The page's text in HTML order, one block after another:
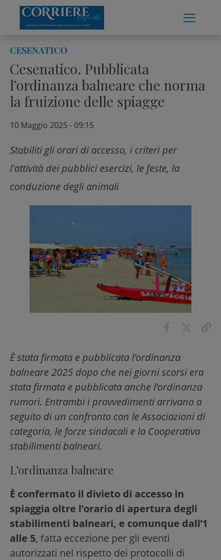
content
CESENATICO
Cesenatico. Pubblicata
l’ordinanza balneare che norma
la fruizione delle spiagge
10 Maggio 2025 - 09:15
Stabiliti gli orari di accesso, i criteri per
l'attività dei pubblici esercizi, le feste, la
conduzione degli animali
È stata firmata e pubblicata l’ordinanza
balneare 2025 dopo che nei giorni scorsi era
stata firmata e pubblicata anche l’ordinanza
rumori. Entrambi i provvedimenti arrivano a
seguito di un confronto con le Associazioni di
categoria, le forze sindacali e la Cooperativa
stabilimenti balneari.
L’ordinanza balneare
È confermato il divieto di accesso in
spiaggia oltre l’orario di apertura degli
stabilimenti balneari, e comunque dall’1
alle 5, fatta eccezione per gli eventi
autorizzati nel rispetto dei protocolli di